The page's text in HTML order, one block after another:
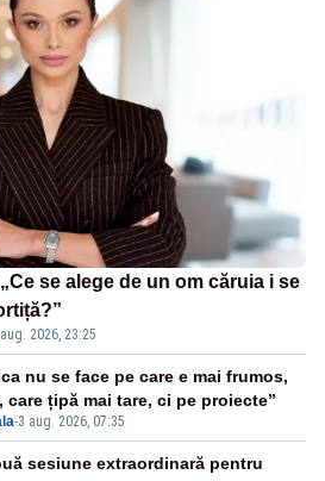
se alege de un om căruia i se
2026, 23:25
-3 aug. 2026, 07:35
nu se face pe care e mai frumos,
care țipă mai tare, ci pe proiecte”
sesiune extraordinară pentru